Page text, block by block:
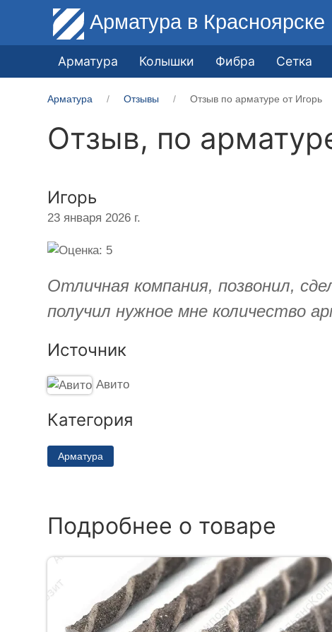
Арматура в Красноярске
Арматура Колышки Фибра Сетка
Арматура Отзывы Отзыв по арматуре от Игорь
Отзыв, по
Игорь
23 января 2026 г.
Отличная компания, позвонил,
получил нужное мне количество
Источник
Авито
Категория
Арматура
Подробнее о товаре